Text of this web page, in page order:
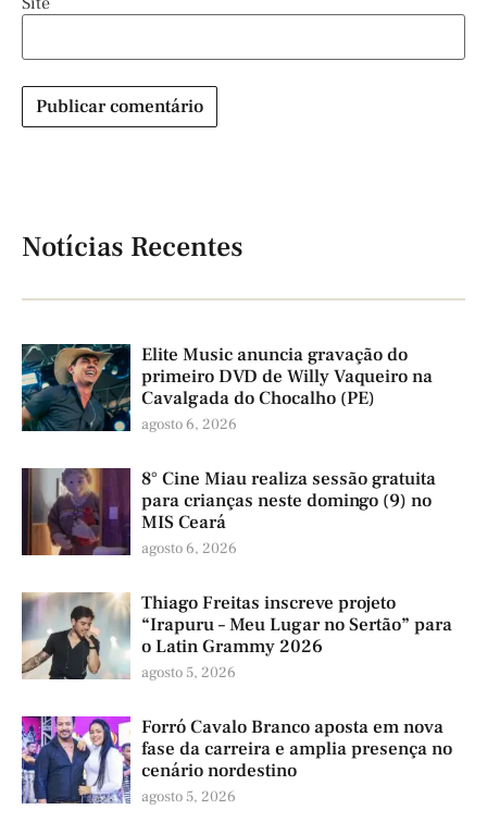
Notícias Recentes
Elite Music anuncia gravação do
primeiro DVD de Willy Vaqueiro na
Cavalgada do Chocalho (PE)
agosto 6, 2026
8° Cine Miau realiza sessão gratuita
para crianças neste domingo (9) no
MIS Ceará
agosto 6, 2026
Thiago Freitas inscreve projeto
“Irapuru – Meu Lugar no Sertão” para
o Latin Grammy 2026
agosto 5, 2026
Forró Cavalo Branco aposta em nova
fase da carreira e amplia presença no
cenário nordestino
agosto 5, 2026